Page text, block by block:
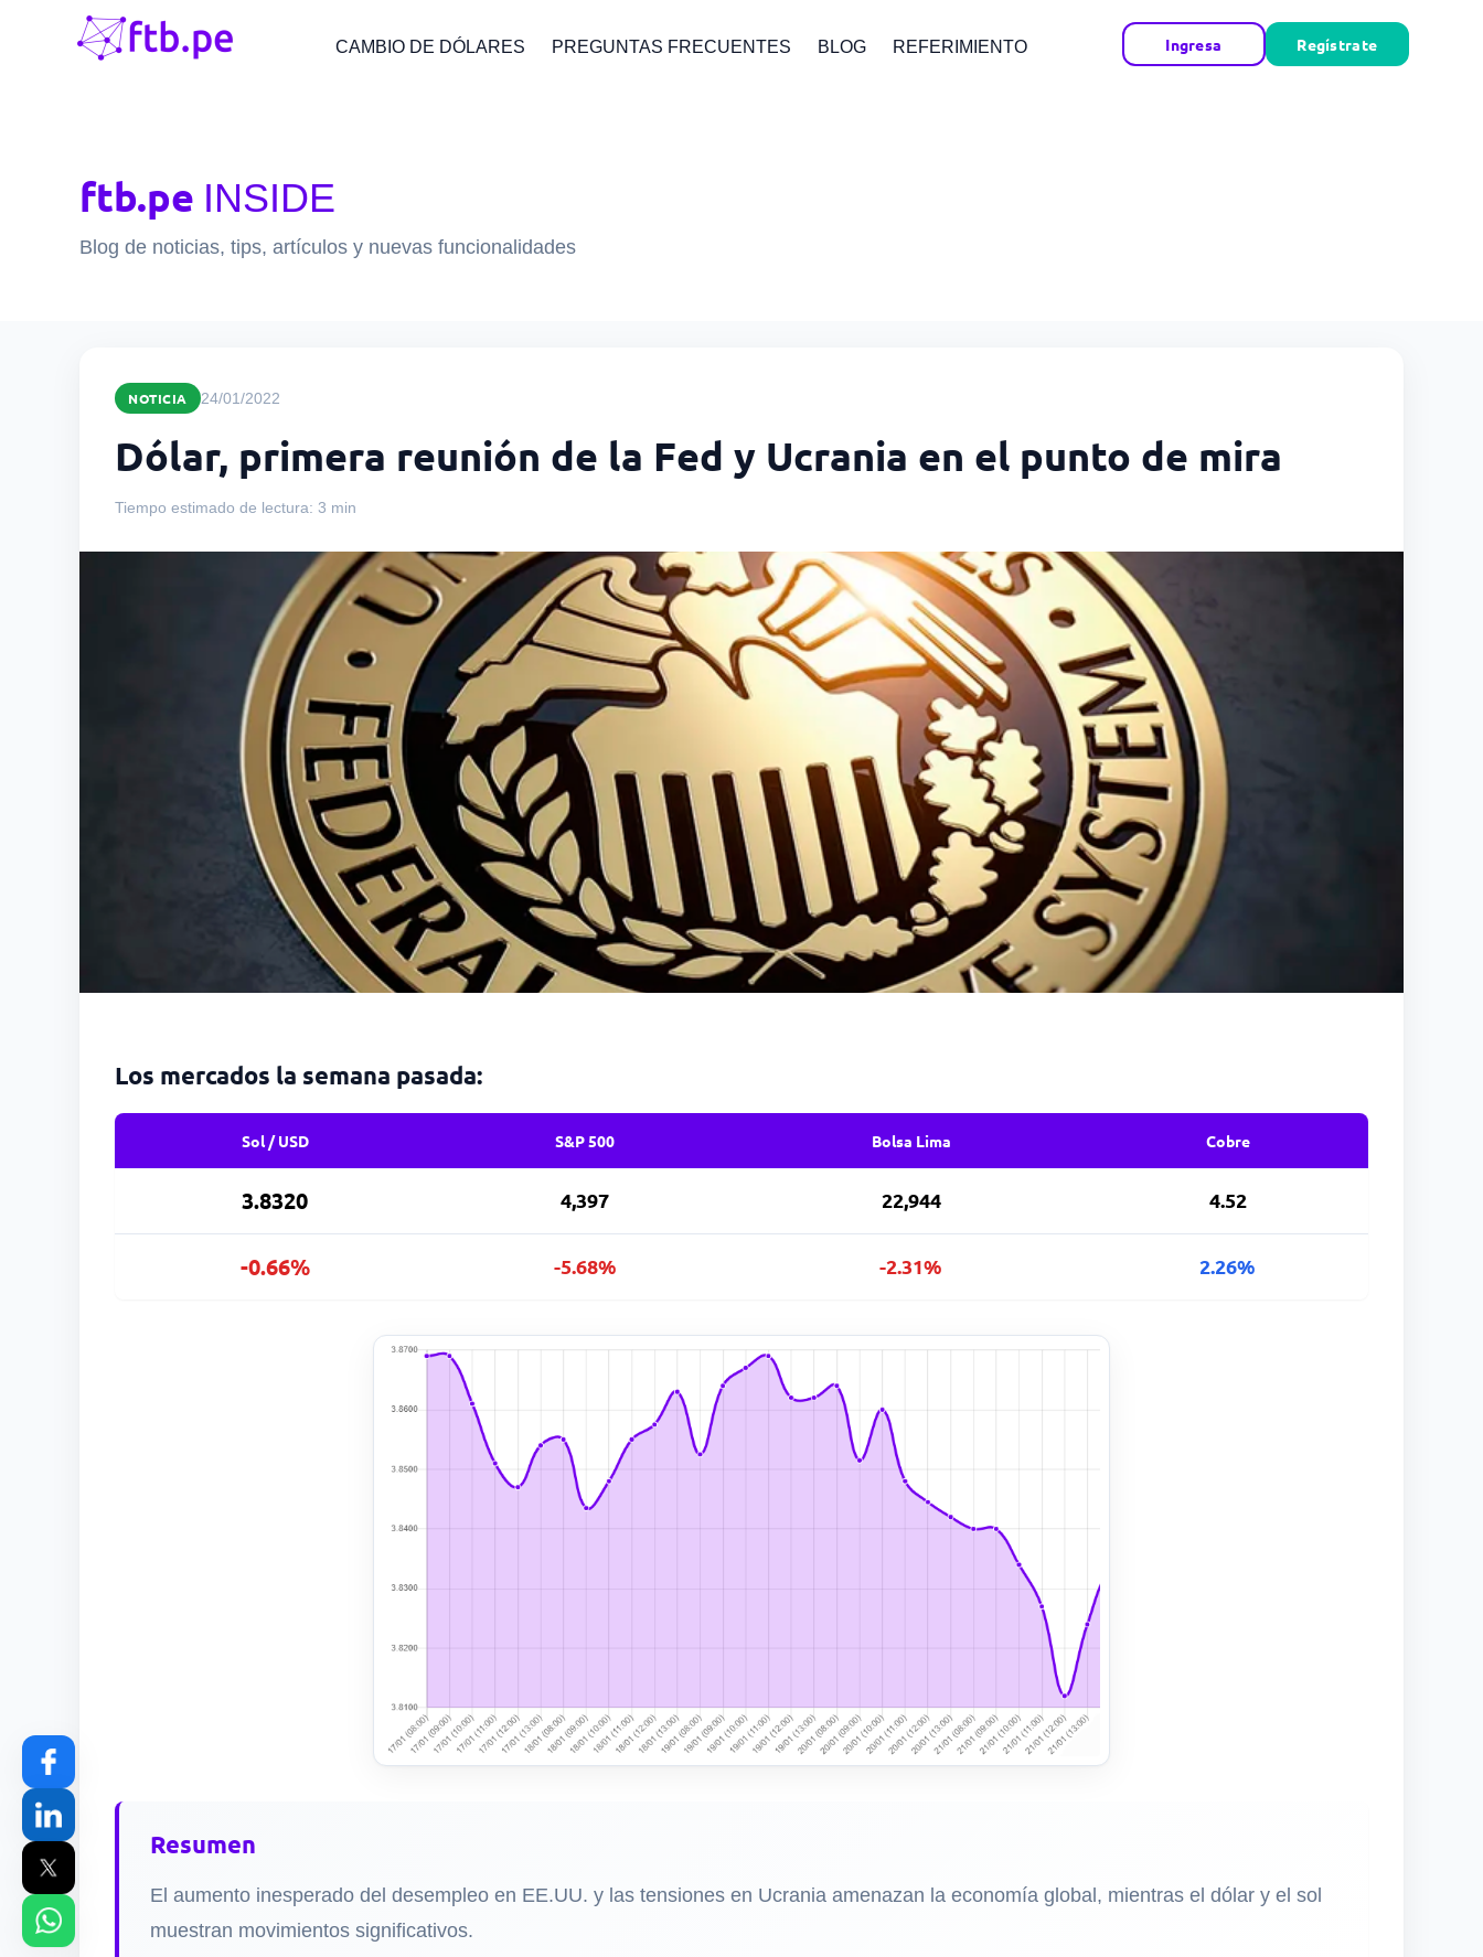
CAMBIO DE DÓLARES PREGUNTAS FRECUENTES BLOG REFERIMIENTO Ingresa Regístrate
ftb.pe INSIDE
Blog de noticias, tips, artículos y nuevas funcionalidades
NOTICIA 24/01/2022
Dólar, primera reunión de la Fed y Ucrania en el punto de mira
Tiempo estimado de lectura: 3 min
Los mercados la semana pasada:
Sol / USD S&P 500 Bolsa Lima Cobre
3.8320 4,397 22,944 4.52
-0.66% -5.68% -2.31% 2.26%
Resumen
El aumento inesperado del desempleo en EE.UU. y las tensiones en Ucrania amenazan la economía global, mientras el dólar y el sol
muestran movimientos significativos.